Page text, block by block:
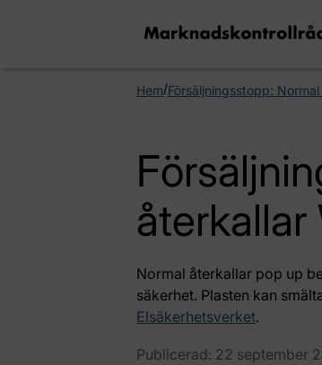
Hem/Försäljningsstopp:
Normal återkallar pop up
säkerhet. Plasten kan
Elsäkerhetsverket.
Publicerad: 22 september